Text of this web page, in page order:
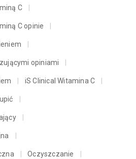
C
C opinie
opiniami
iS Clinical Witamina C
Oczyszczanie